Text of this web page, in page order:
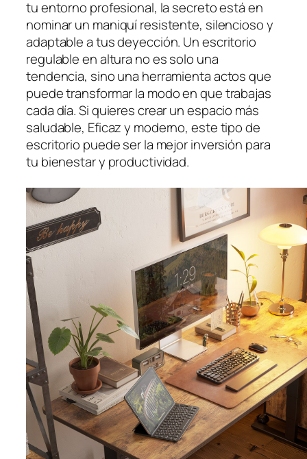
tu entorno profesional, la secreto está en
nominar un maniquí resistente, silencioso y
adaptable a tus deyección. Un escritorio
regulable en altura no es solo una
tendencia, sino una herramienta actos que
puede transformar la modo en que trabajas
cada día. Si quieres crear un espacio más
saludable, Eficaz y moderno, este tipo de
escritorio puede ser la mejor inversión para
tu bienestar y productividad.